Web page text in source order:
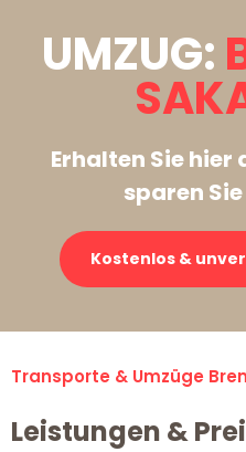
UMZUG:
Erhalten Sie hier
sparen
Kostenlos &
Transporte & Umzüge
Leistungen &